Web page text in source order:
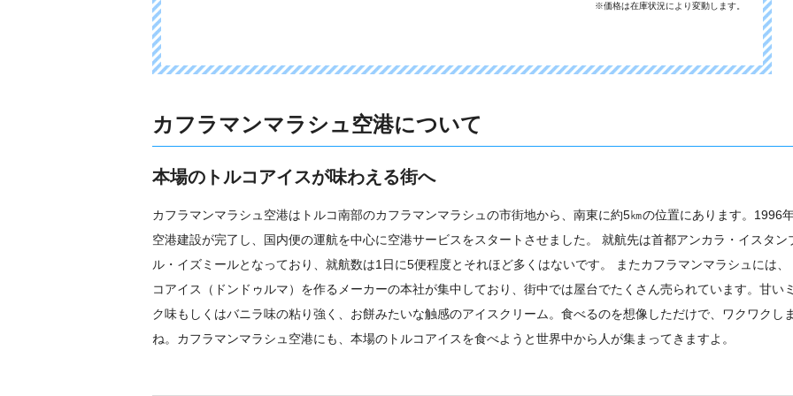
※価格は在庫状況により変動します。
カフラマンマラシュ空港について
本場のトルコアイスが味わえる街へ
カフラマンマラシュ空港はトルコ南部のカフラマンマラシュの市街地から、南東に約5㎞の位置にあります。1996
空港建設が完了し、国内便の運航を中心に空港サービスをスタートさせました。 就航先は首都アンカラ・イスタン
ル・イズミールとなっており、就航数は1日に5便程度とそれほど多くはないです。 またカフラマンマラシュには、
コアイス（ドンドゥルマ）を作るメーカーの本社が集中しており、街中では屋台でたくさん売られています。甘い
ク味もしくはバニラ味の粘り強く、お餅みたいな触感のアイスクリーム。食べるのを想像しただけで、ワクワクし
ね。カフラマンマラシュ空港にも、本場のトルコアイスを食べようと世界中から人が集まってきますよ。